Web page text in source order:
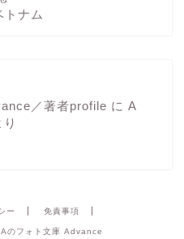
トナム
／著者profile に A
り
ー 免責事項
フォト文庫 Advance